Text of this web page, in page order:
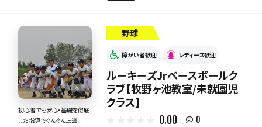
初心者でも安心・基礎を徹底
した指導でぐんぐん上達‼
野球
障がい者歓迎 レディース歓迎
ルーキーズJrベースボールク
ラブ【牧野ヶ池教室/未就園児
クラス】
0.00 0